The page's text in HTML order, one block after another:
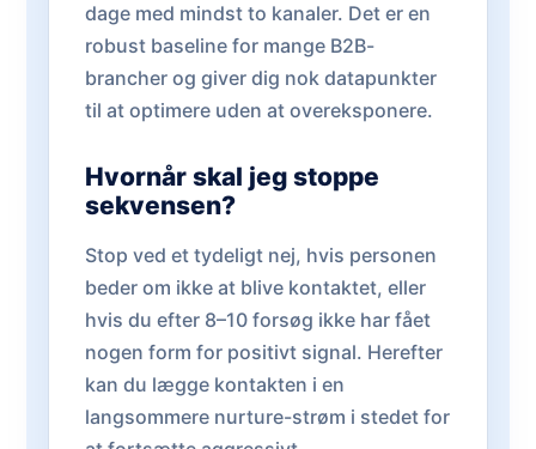
dage med mindst to kanaler. Det er en
robust baseline for mange B2B-
brancher og giver dig nok datapunkter
til at optimere uden at overeksponere.
Hvornår skal jeg stoppe
sekvensen?
Stop ved et tydeligt nej, hvis personen
beder om ikke at blive kontaktet, eller
hvis du efter 8–10 forsøg ikke har fået
nogen form for positivt signal. Herefter
kan du lægge kontakten i en
langsommere nurture-strøm i stedet for